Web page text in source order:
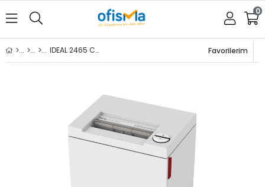
0
Favorilerim
IDEAL 2465 CC EVRAK İMHA MAKİNESİ